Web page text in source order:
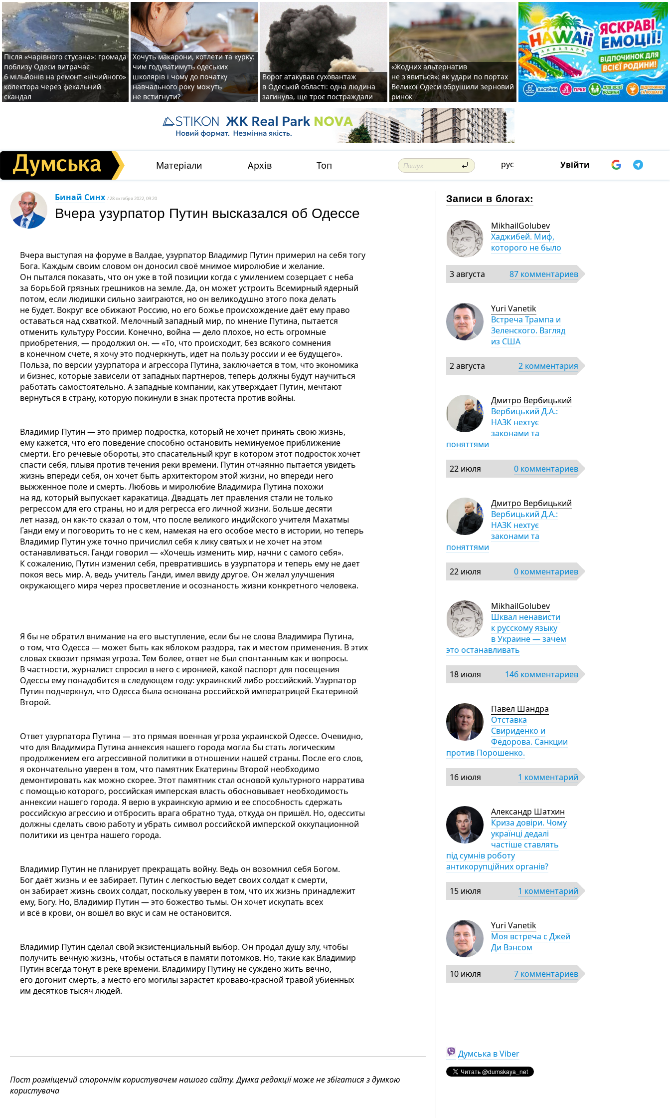
Після «чарівного стусана»: громада
поблизу Одеси витрачає
6 мільйонів на ремонт «нічийного»
колектора через фекальний
скандал
Хочуть макарони, котлети та курку:
чим годуватимуть одеських
школярів і чому до початку
навчального року можуть
не встигнути?
Ворог атакував суховантаж
в Одеській області: одна людина
загинула, ще троє постраждали
«Жодних альтернатив
не з'явиться»: як удари по портах
Великої Одеси обрушили зерновий
ринок
Матеріали Архів Топ рус Увійти
Бинай Синх / 28 октября 2022, 09:20
Вчера узурпатор Путин высказался об Одессе
Вчера выступая на форуме в Валдае, узурпатор Владимир Путин примерил на себя тогу
Бога. Каждым своим словом он доносил своё мнимое миролюбие и желание.
Он пытался показать, что он уже в той позиции когда с умилением созерцает с неба
за борьбой грязных грешников на земле. Да, он может устроить Всемирный ядерный
потом, если людишки сильно заиграются, но он великодушно этого пока делать
не будет. Вокруг все обижают Россию, но его божье происхождение даёт ему право
оставаться над схваткой. Мелочный западный мир, по мнение Путина, пытается
отменить культуру России. Конечно, война — дело плохое, но есть огромные
приобретения, — продолжил он. — «То, что происходит, без всякого сомнения
в конечном счете, я хочу это подчеркнуть, идет на пользу россии и ее будущего».
Польза, по версии узурпатора и агрессора Путина, заключается в том, что экономика
и бизнес, которые зависели от западных партнеров, теперь должны будут научиться
работать самостоятельно. А западные компании, как утверждает Путин, мечтают
вернуться в страну, которую покинули в знак протеста против войны.
Владимир Путин — это пример подростка, который не хочет принять свою жизнь,
ему кажется, что его поведение способно остановить неминуемое приближение
смерти. Его речевые обороты, это спасательный круг в котором этот подросток хочет
спасти себя, плывя против течения реки времени. Путин отчаянно пытается увидеть
жизнь впереди себя, он хочет быть архитектором этой жизни, но впереди него
выжженное поле и смерть. Любовь и миролюбие Владимира Путина похожи
на яд, который выпускает каракатица. Двадцать лет правления стали не только
регрессом для его страны, но и для регресса его личной жизни. Больше десяти
лет назад, он как-то сказал о том, что после великого индийского учителя Махатмы
Ганди ему и поговорить то не с кем, намекая на его особое место в истории, но теперь
Владимир Путин уже точно причислил себя к лику святых и не хочет на этом
останавливаться. Ганди говорил — «Хочешь изменить мир, начни с самого себя».
К сожалению, Путин изменил себя, превратившись в узурпатора и теперь ему не дает
покоя весь мир. А, ведь учитель Ганди, имел ввиду другое. Он желал улучшения
окружающего мира через просветление и осознаность жизни конкретного человека.
Я бы не обратил внимание на его выступление, если бы не слова Владимира Путина,
о том, что Одесса — может быть как яблоком раздора, так и местом применения. В этих
словах сквозит прямая угроза. Тем более, ответ не был спонтанным как и вопросы.
В частности, журналист спросил в него с иронией, какой паспорт для посещения
Одессы ему понадобится в следующем году: украинский либо российский. Узурпатор
Путин подчеркнул, что Одесса была основана российской императрицей Екатериной
Второй.
Ответ узурпатора Путина — это прямая военная угроза украинской Одессе. Очевидно,
что для Владимира Путина аннексия нашего города могла бы стать логическим
продолжением его агрессивной политики в отношении нашей страны. После его слов,
я окончательно уверен в том, что памятник Екатерины Второй необходимо
демонтировать как можно скорее. Этот памятник стал основой культурного нарратива
с помощью которого, российская имперская власть обосновывает необходимость
аннексии нашего города. Я верю в украинскую армию и ее способность сдержать
российскую агрессию и отбросить врага обратно туда, откуда он пришёл. Но, одесситы
должны сделать свою работу и убрать символ российской имперской оккупационной
политики из центра нашего города.
Владимир Путин не планирует прекращать войну. Ведь он возомнил себя Богом.
Бог даёт жизнь и ее забирает. Путин с легкостью ведет своих солдат к смерти,
он забирает жизнь своих солдат, поскольку уверен в том, что их жизнь принадлежит
ему, Богу. Но, Владимир Путин — это божество тьмы. Он хочет искупать всех
и всё в крови, он вошёл во вкус и сам не остановится.
Владимир Путин сделал свой экзистенциальный выбор. Он продал душу злу, чтобы
получить вечную жизнь, чтобы остаться в памяти потомков. Но, такие как Владимир
Путин всегда тонут в реке времени. Владимиру Путину не суждено жить вечно,
его догонит смерть, а место его могилы зарастет кроваво-красной травой убиенных
им десятков тысяч людей.
Пост розміщений стороннім користувачем нашого сайту. Думка редакції може не збігатися з думкою
користувача
Записи в блогах:
MikhailGolubev
Хаджибей. Миф,
которого не было
3 августа 87 комментариев
Yuri Vanetik
Встреча Трампа и
Зеленского. Взгляд
из США
2 августа 2 комментария
Дмитро Вербицький
Вербицький Д.А.:
НАЗК нехтує
законами та
поняттями
22 июля 0 комментариев
Дмитро Вербицький
Вербицький Д.А.:
НАЗК нехтує
законами та
поняттями
22 июля 0 комментариев
MikhailGolubev
Шквал ненависти
к русскому языку
в Украине — зачем
это останавливать
18 июля 146 комментариев
Павел Шандра
Отставка
Свириденко и
Фёдорова. Санкции
против Порошенко.
16 июля 1 комментарий
Александр Шатхин
Криза довіри. Чому
українці дедалі
частіше ставлять
під сумнів роботу
антикорупційних органів?
15 июля 1 комментарий
Yuri Vanetik
Моя встреча с Джей
Ди Вэнсом
10 июля 7 комментариев
Думська в Viber